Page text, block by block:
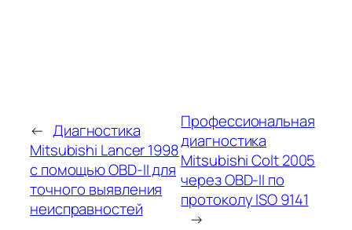
← Диагностика
Mitsubishi Lancer 1998
с помощью OBD-II для
точного выявления
неисправностей
Профессиональная
диагностика
Mitsubishi Colt 2005
через OBD-II по
протоколу ISO 9141
→